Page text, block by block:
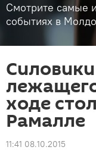
Смотрите самые
событиях в
ходе
Рамалле
11:41 08.10.2015